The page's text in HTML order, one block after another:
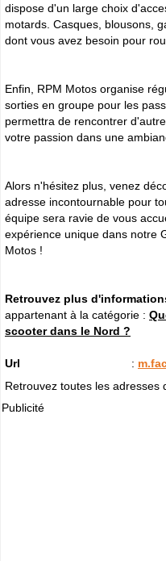
dispose d'un large choix
motards. Casques, blousons,
dont vous avez besoin pour
Enfin, RPM Motos organise
sorties en groupe pour les
permettra de rencontrer
votre passion dans une
Alors n'hésitez plus, venez
adresse incontournable pour
équipe sera ravie de vous
expérience unique dans notre
Motos !
Retrouvez plus
appartenant à la catégorie :
scooter dans le Nord ?
Url :
Retrouvez toutes les adresses
Publicité